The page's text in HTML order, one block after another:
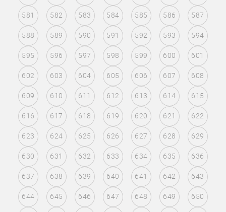
581 582 583 584 585 586 587
588 589 590 591 592 593 594
595 596 597 598 599 600 601
602 603 604 605 606 607 608
609 610 611 612 613 614 615
616 617 618 619 620 621 622
623 624 625 626 627 628 629
630 631 632 633 634 635 636
637 638 639 640 641 642 643
644 645 646 647 648 649 650